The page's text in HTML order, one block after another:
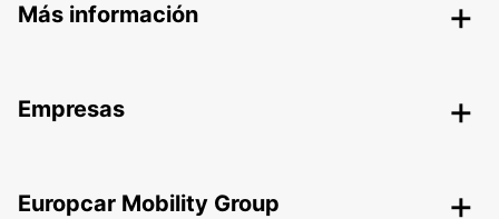
Más información
Empresas
Europcar Mobility Group